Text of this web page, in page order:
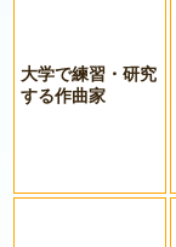
大学で練習・研究
する作曲家